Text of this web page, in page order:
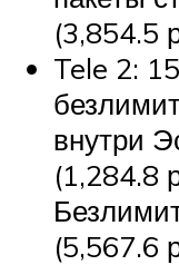
(3,854.5
Tele 2:
внутри
(1,284.8
(5,567.6